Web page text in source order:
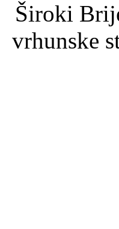
Široki
vrhunske